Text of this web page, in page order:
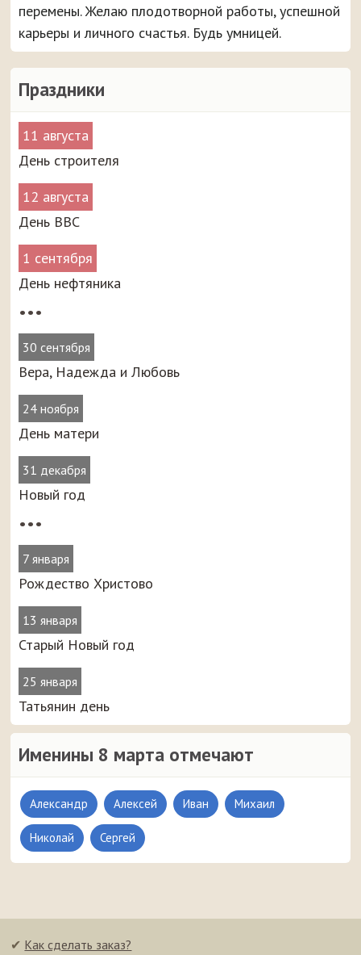
Праздники
11 августа
День строителя
12 августа
День ВВС
1 сентября
День нефтяника
•••
30 сентября
Вера, Надежда и Любовь
24 ноября
День матери
31 декабря
Новый год
•••
7 января
Рождество Христово
13 января
Старый Новый год
25 января
Татьянин день
Именины 8 марта отмечают
Александр Алексей Иван Михаил
Николай Сергей
перемены. Желаю плодотворной работы, успешной
карьеры и личного счастья. Будь умницей.
✔ Как сделать заказ?